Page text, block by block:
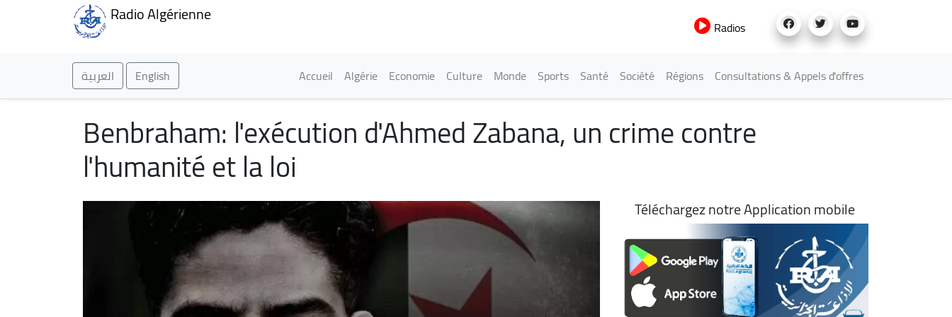
Radio Algérienne
Radios
العربية English Main navigation
Accueil Algérie Economie Culture Monde Sports Santé Société Régions Consultations & Appels d'offres
Benbraham: l'exécution d'Ahmed Zabana, un crime contre
l'humanité et la loi
Téléchargez notre Application mobile